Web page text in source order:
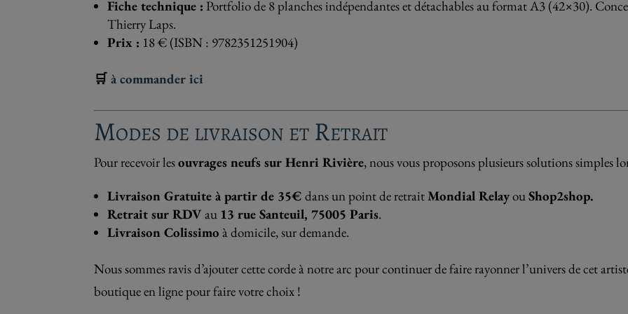
Fiche technique : Portfolio de 8 planches indépendantes et détachables au format A3 (42×30).
Thierry Laps.
Prix : 18 € (ISBN : 9782351251904)
🛒à commander ici
Modes de livraison et Retrait
Pour recevoir lesouvrages neufs sur Henri Rivière, nous vous proposons plusieurs solutions simples
Livraison Gratuite à partir de 35€dans un point de retraitMondial RelayouShop2shop.
Retrait sur RDVau 13 rue Santeuil, 75005 Paris.
Livraison Colissimo à domicile, sur demande.
Nous sommes ravis d’ajouter cette corde à notre arc pour continuer de faire rayonner l’univers de cet
boutique en ligne pour faire votre choix !